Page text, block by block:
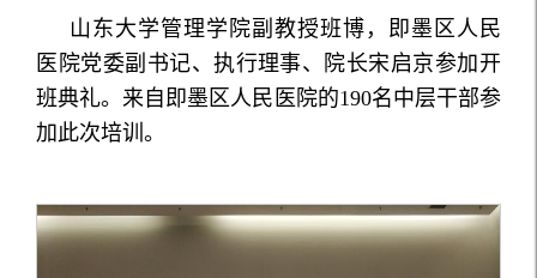
山东大学管理学院副教授班博，即墨区人民
医院党委副书记、执行理事、院长宋启京参加开
班典礼。来自即墨区人民医院的190名中层干部参
加此次培训。